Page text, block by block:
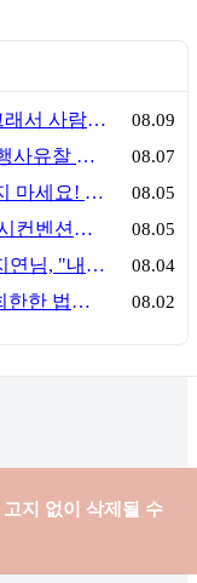
이벤트업계가 폐쇄적이라고요? 그래서 사람이 안 옵니다 08.09
[행사입찰]8월 첫째 주 행사입찰, 행사유찰 결과 08.07
행사기획자 취업, 이런 회사는 가지 마세요! 신입이 꼭 알아야 할 5가지 기준[이벤트산업 팩트체크#3] 08.05
부산컨벤션산업협회, 싱가포르전시컨벤션협회(SACEOS)와 업무협약 체결… 아시아 마이스 협력 확대 08.05
행사기획자 새내기 | 상상이룸 김지연님, "내 맘대로, 내 뜻대로 행사를 만든다 08.04
[팩트체크#02] 행사기획자 연봉, 희한한 법칙~ '첨에는 비실, 3년만 지나면 튼실' 08.02
고지 없이 삭제될 수